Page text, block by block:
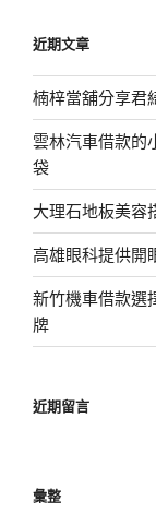
字:
近期文章
楠梓當舖分享君
雲林汽車借款的
袋
大理石地板美容
高雄眼科提供開
新竹機車借款選
牌
近期留言
彙整